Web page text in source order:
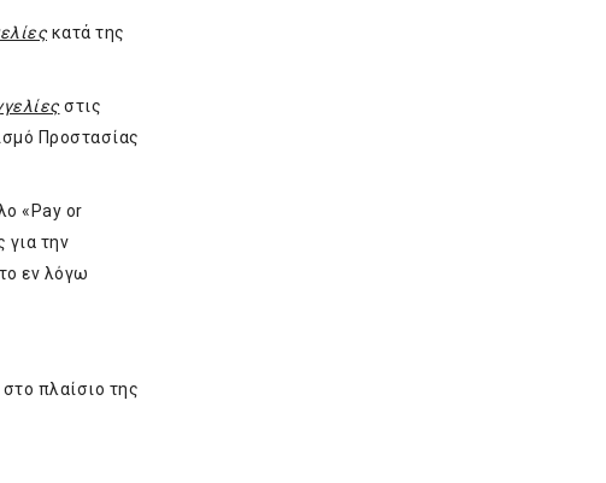
κατά της
στις
Προστασίας
«Pay or
για την
εν λόγω
πλαίσιο της